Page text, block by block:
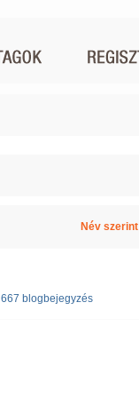
Név szerint
667 blogbejegyzés